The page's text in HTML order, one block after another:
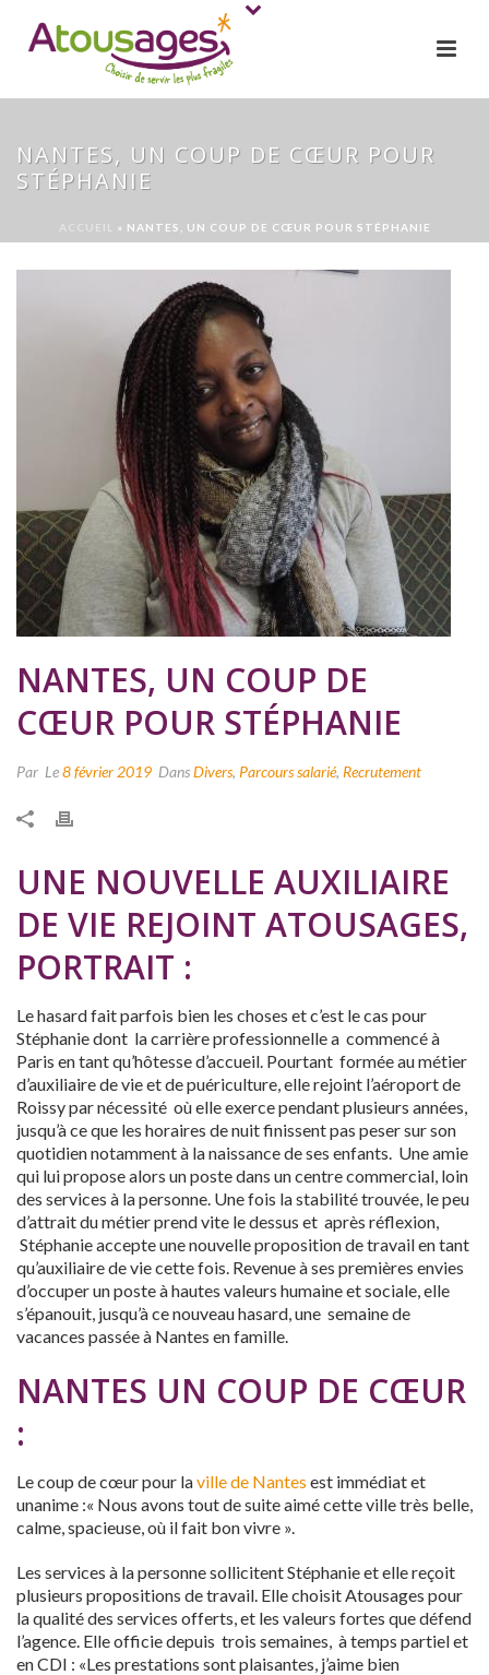
NANTES, UN COUP DE CŒUR POUR
STÉPHANIE
ACCUEIL » NANTES, UN COUP DE CŒUR POUR STÉPHANIE
NANTES, UN COUP DE
CŒUR POUR STÉPHANIE
Par Le8 février 2019 DansDivers, Parcours salarié, Recrutement
UNE NOUVELLE AUXILIAIRE
DE VIE REJOINT ATOUSAGES,
PORTRAIT :
Le hasard fait parfois bien les choses et c’est le cas pour
Stéphanie dont la carrière professionnelle a commencé à
Paris en tant qu’hôtesse d’accueil. Pourtant formée au métier
d’auxiliaire de vie et de puériculture, elle rejoint l’aéroport de
Roissy par nécessité où elle exerce pendant plusieurs années,
jusqu’à ce que les horaires de nuit finissent pas peser sur son
quotidien notamment à la naissance de ses enfants. Une amie
qui lui propose alors un poste dans un centre commercial, loin
des services à la personne. Une fois la stabilité trouvée, le peu
d’attrait du métier prend vite le dessus et après réflexion,
Stéphanie accepte une nouvelle proposition de travail en tant
qu’auxiliaire de vie cette fois. Revenue à ses premières envies
d’occuper un poste à hautes valeurs humaine et sociale, elle
s’épanouit, jusqu’à ce nouveau hasard, une semaine de
vacances passée à Nantes en famille.
NANTES UN COUP DE CŒUR
:
Le coup de cœur pour laville de Nantes est immédiat et
unanime :« Nous avons tout de suite aimé cette ville très belle,
calme, spacieuse, où il fait bon vivre ».
Les services à la personne sollicitent Stéphanie et elle reçoit
plusieurs propositions de travail. Elle choisit Atousages pour
la qualité des services offerts, et les valeurs fortes que défend
l’agence. Elle officie depuis trois semaines, à temps partiel et
en CDI : «Les prestations sont plaisantes, j’aime bien